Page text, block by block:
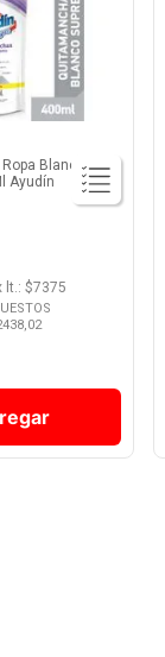
Blanco
Ayudín
lt.: $7375